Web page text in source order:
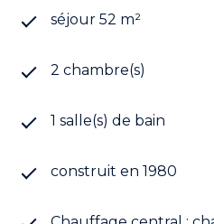
séjour 52 m²
2 chambre(s)
1 salle(s) de bain
construit en 1980